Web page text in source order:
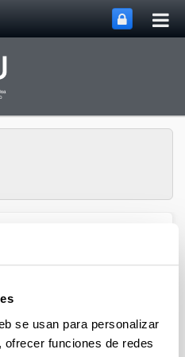
se usan para personalizar
funciones de redes
MenúAbrir/cerrar